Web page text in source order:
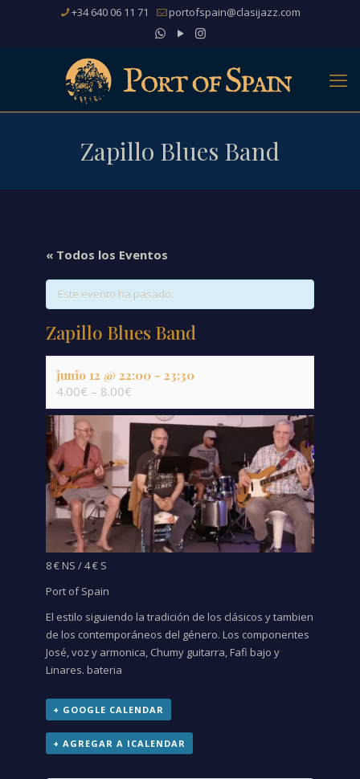
+34 640 06 11 71 portofspain@clasijazz.com
Zapillo Blues Band
« Todos los Eventos
Este evento ha pasado.
Zapillo Blues Band
junio 12 @ 22:00- 23:30
4.00€ – 8.00€
8 € NS / 4 € S
Port of Spain
El estilo siguiendo la tradición de los clásicos y tambien
de los contemporáneos del género. Los componentes
José, voz y armonica, Chumy guitarra, Fafi bajo y
Linares. bateria
+ GOOGLE CALENDAR
+ AGREGAR A ICALENDAR